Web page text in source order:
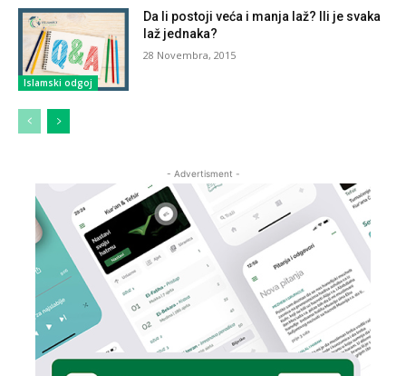
Islamski odgoj
Da li postoji veća i manja laž? Ili je svaka
laž jednaka?
28 Novembra, 2015
- Advertisment -